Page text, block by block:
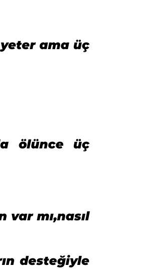
ama üç
ölünce üç
var mı,nasıl
desteğiyle